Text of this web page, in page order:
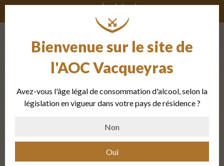
La Roussanne
Cépage pour vin blanc, rosé et
rouge
Bienvenue sur le site de
l'AOC Vacqueyras
Avez-vous l'âge légal de consommation d'alcool, selon la
législation en vigueur dans votre pays de résidence ?
Non
Oui